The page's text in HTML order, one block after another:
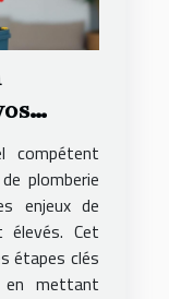
et de
compétent
plomberie
enjeux de
Cet
étapes clés
en mettant